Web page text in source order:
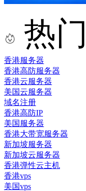
热
香港服务器
香港高防服务器
香港云服务器
美国云服务器
域名注册
香港高防IP
美国服务器
香港大带宽服务器
新加坡服务器
新加坡云服务器
香港弹性云主机
香港vps
美国vps